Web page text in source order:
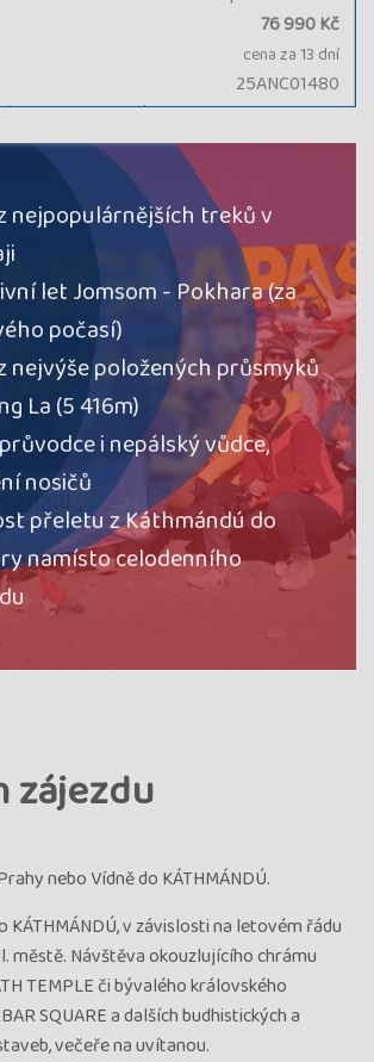
Petr Kylián
25ANC01480
76 990 Kč
cena za 13 dní
termín
uzavřen
nejpopulárnějších treků v
let Jomsom - Pokhara (za
počasí)
nejvýše položených průsmyků
La (5 416m)
i nepálský vůdce,
nosičů
přeletu z Káthmándú do
namísto celodenního
zájezdu
nebo Vídně do KÁTHMÁNDÚ.
KÁTHMÁNDÚ, v závislosti na letovém řádu
městě. Návštěva okouzlujícího chrámu
TEMPLE či bývalého královského
SQUARE a dalších budhistických a
večeře na uvítanou.